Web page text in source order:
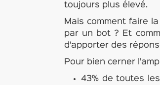
toujours plus élevé.
Mais comment faire
par un bot ? Et
d’apporter des
Pour bien cerner
43% de toutes